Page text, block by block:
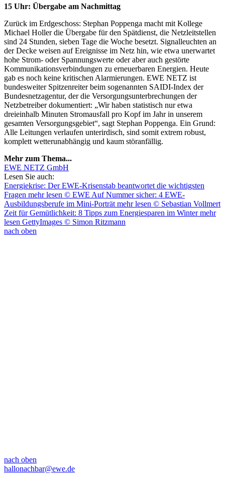
15 Uhr: Übergabe am Nachmittag
Zurück im Erdgeschoss: Stephan Poppenga macht mit Kollege
Michael Holler die Übergabe für den Spätdienst, die Netzleitstellen
sind 24 Stunden, sieben Tage die Woche besetzt. Signalleuchten an
der Decke weisen auf Ereignisse im Netz hin, wie etwa unerwartet
hohe Strom- oder Spannungswerte oder aber auch gestörte
Kommunikationsverbindungen zu erneuerbaren Energien. Heute
gab es noch keine kritischen Alarmierungen. EWE NETZ ist
bundesweiter Spitzenreiter beim sogenannten SAIDI-Index der
Bundesnetzagentur, der die Versorgungsunterbrechungen der
Netzbetreiber dokumentiert: „Wir haben statistisch nur etwa
dreieinhalb Minuten Stromausfall pro Kopf im Jahr in unserem
gesamten Versorgungsgebiet“, sagt Stephan Poppenga. Ein Grund:
Alle Leitungen verlaufen unterirdisch, sind somit extrem robust,
komplett wetterunabhängig und kaum störanfällig.
Mehr zum Thema...
EWE NETZ GmbH
Lesen Sie auch:
Energiekrise: Der EWE-Krisenstab beantwortet die wichtigsten
Fragen mehr lesen © EWE Auf Nummer sicher: 4 EWE-
Ausbildungsberufe im Mini-Porträt mehr lesen © Sebastian Vollmert
Zeit für Gemütlichkeit: 8 Tipps zum Energiesparen im Winter mehr
lesen GettyImages © Simon Ritzmann
nach oben
nach oben
hallonachbar@ewe.de